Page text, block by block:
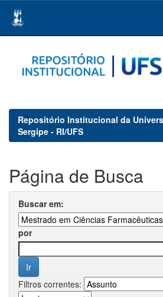
navigation
Repositório Institucional da
Sergipe - RI/UFS
Página de Busca
Buscar em:
por
Filtros correntes: